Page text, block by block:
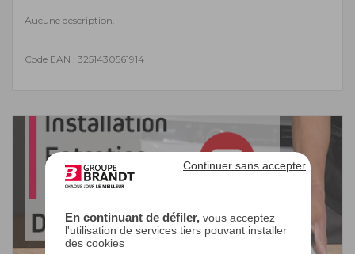
En continuant de défiler,vous acceptez
l'utilisation de services tiers pouvant installer
des cookies
Continuer sans accepter
Aucune description.
Code EAN : 3251430561914